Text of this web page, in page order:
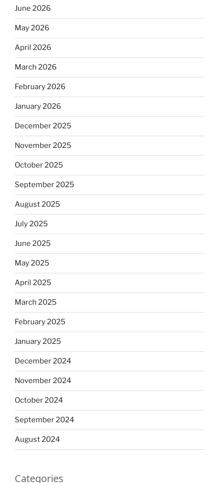
June 2026
May 2026
April 2026
March 2026
February 2026
January 2026
December 2025
November 2025
October 2025
September 2025
August 2025
July 2025
June 2025
May 2025
April 2025
March 2025
February 2025
January 2025
December 2024
November 2024
October 2024
September 2024
August 2024
Categories